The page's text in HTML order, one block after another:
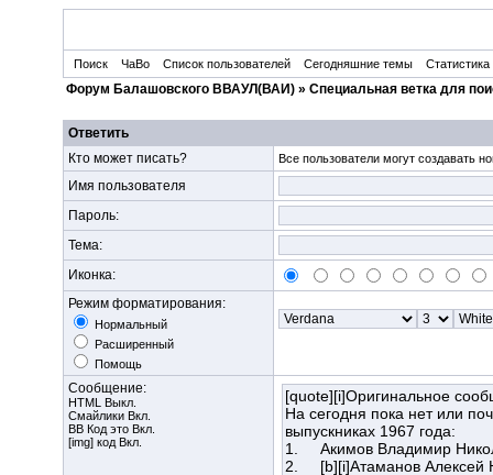
Поиск ЧаВо Список пользователей Сегодняшние темы Статистика
Форум Балашовского ВВАУЛ(ВАИ)» Специальная ветка для
Ответить
Кто может писать?
Все пользователи могут создавать
Имя пользователя
Пароль:
Тема:
Иконка:
Режим форматирования:
Нормальный
Расширенный
Помощь
Сообщение:
HTML Выкл.
Смайлики Вкл.
BB Кодэто Вкл.
[img] код Вкл.